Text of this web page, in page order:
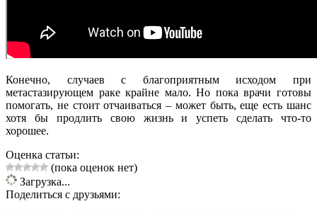
Конечно, случаев с благоприятным исходом при
метастазирующем раке крайне мало. Но пока врачи готовы
помогать, не стоит отчаиваться – может быть, еще есть шанс
хотя бы продлить свою жизнь и успеть сделать что-то
хорошее.
Оценка статьи:
(пока оценок нет)
Загрузка...
Поделиться с друзьями: